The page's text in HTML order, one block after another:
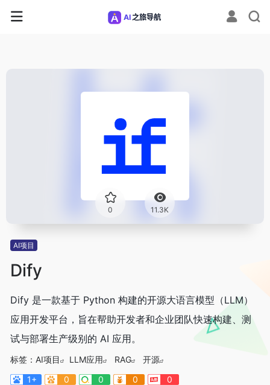
0 11.3K
AI项目
Dify
Dify 是一款基于 Python 构建的开源大语言模型（LLM）
应用开发平台，旨在帮助开发者和企业团队快速构建、测
试与部署生产级别的 AI 应用。
标签： AI项目 LLM应用 RAG
开源
1+
0 0 0 0